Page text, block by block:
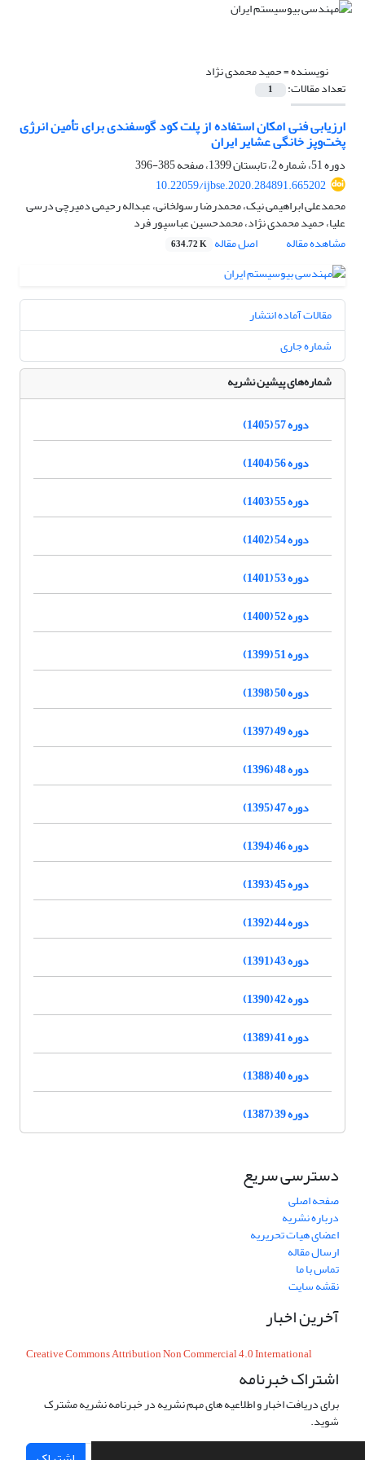
نویسنده =حمید محمدی نژاد
تعداد مقالات: 1
ارزیابی فنی امکان استفاده از پلت کود گوسفندی برای تأمین انرژی
پخت‌‌وپز خانگی عشایر ایران
دوره 51، شماره 2، تابستان 1399، صفحه
385-396
10.22059/ijbse.2020.284891.665202
محمدعلی ابراهیمی نیک، محمدرضا رسولخانی، عبداله رحیمی دمیرچی درسی
علیا، حمید محمدی نژاد، محمدحسین عباسپور فرد
مشاهده مقاله
اصل مقاله 634.72 K
مقالات آماده انتشار
شماره جاری
شماره‌های پیشین نشریه
دوره 57 (1405)
دوره 56 (1404)
دوره 55 (1403)
دوره 54 (1402)
دوره 53 (1401)
دوره 52 (1400)
دوره 51 (1399)
دوره 50 (1398)
دوره 49 (1397)
دوره 48 (1396)
دوره 47 (1395)
دوره 46 (1394)
دوره 45 (1393)
دوره 44 (1392)
دوره 43 (1391)
دوره 42 (1390)
دوره 41 (1389)
دوره 40 (1388)
دوره 39 (1387)
دسترسی سریع
صفحه اصلی
درباره نشریه
اعضای هیات تحریریه
ارسال مقاله
تماس با ما
نقشه سایت
آخرین اخبار
Creative Commons Attribution Non Commercial 4.0 International
اشتراک خبرنامه
برای دریافت اخبار و اطلاعیه های مهم نشریه در خبرنامه نشریه مشترک
شوید.